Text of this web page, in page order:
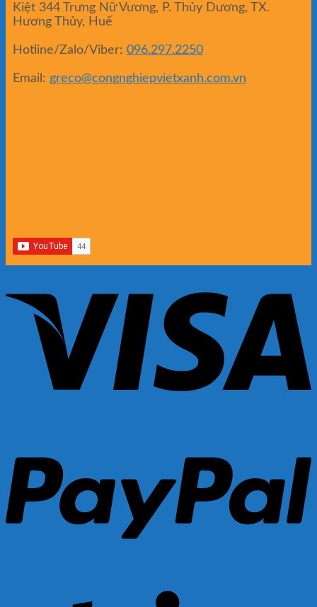
Kiệt 344 Trưng Nữ Vương, P. Thủy Dương, TX.
Hương Thủy, Huế
Hotline/Zalo/Viber: 096.297.2250
Email: greco@congnghiepvietxanh.com.vn